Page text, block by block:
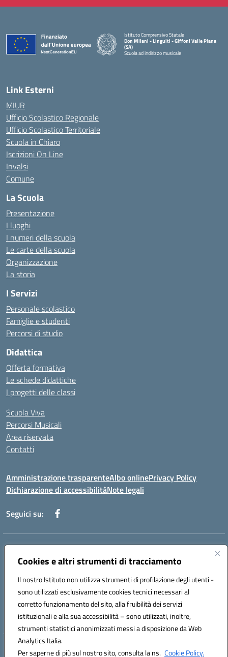
Cookies e altri strumenti di tracciamento
Il nostro Istituto non utilizza strumenti di profilazione degli utenti -
sono utilizzati esclusivamente cookies tecnici necessari al
corretto funzionamento del sito, alla fruibilità dei servizi
istituzionali e alla sua accessibilità – sono utilizzati, inoltre,
strumenti statistici anonimizzati messi a disposizione da Web
Analytics Italia.
Per saperne di più sul nostro sito, consulta la ns. Cookie Policy.
Istituto Comprensivo Statale
Don Milani - Linguiti - Giffoni Valle Piana
(SA)
Scuola ad indirizzo musicale
Link Esterni
MIUR
Ufficio Scolastico Regionale
Ufficio Scolastico Territoriale
Scuola in Chiaro
Iscrizioni On Line
Invalsi
Comune
La Scuola
Presentazione
I luoghi
I numeri della scuola
Le carte della scuola
Organizzazione
La storia
I Servizi
Personale scolastico
Famiglie e studenti
Percorsi di studio
Didattica
Offerta formativa
Le schede didattiche
I progetti delle classi
Scuola Viva
Percorsi Musicali
Area riservata
Contatti
Amministrazione trasparenteAlbo onlinePrivacy Policy
Dichiarazione di accessibilitàNote legali
Seguici su:
Indirizzo:
Centralino:089868360 Email:saic857007@istruzione.it
Codice fiscale: 80025860653
Codice meccanografico:
SAIC857007
Codice Indice delle Pubbliche Amministrazioni (IPA): istsc_saic857007
Hosting & Powered by 3D Solution S.r.l.